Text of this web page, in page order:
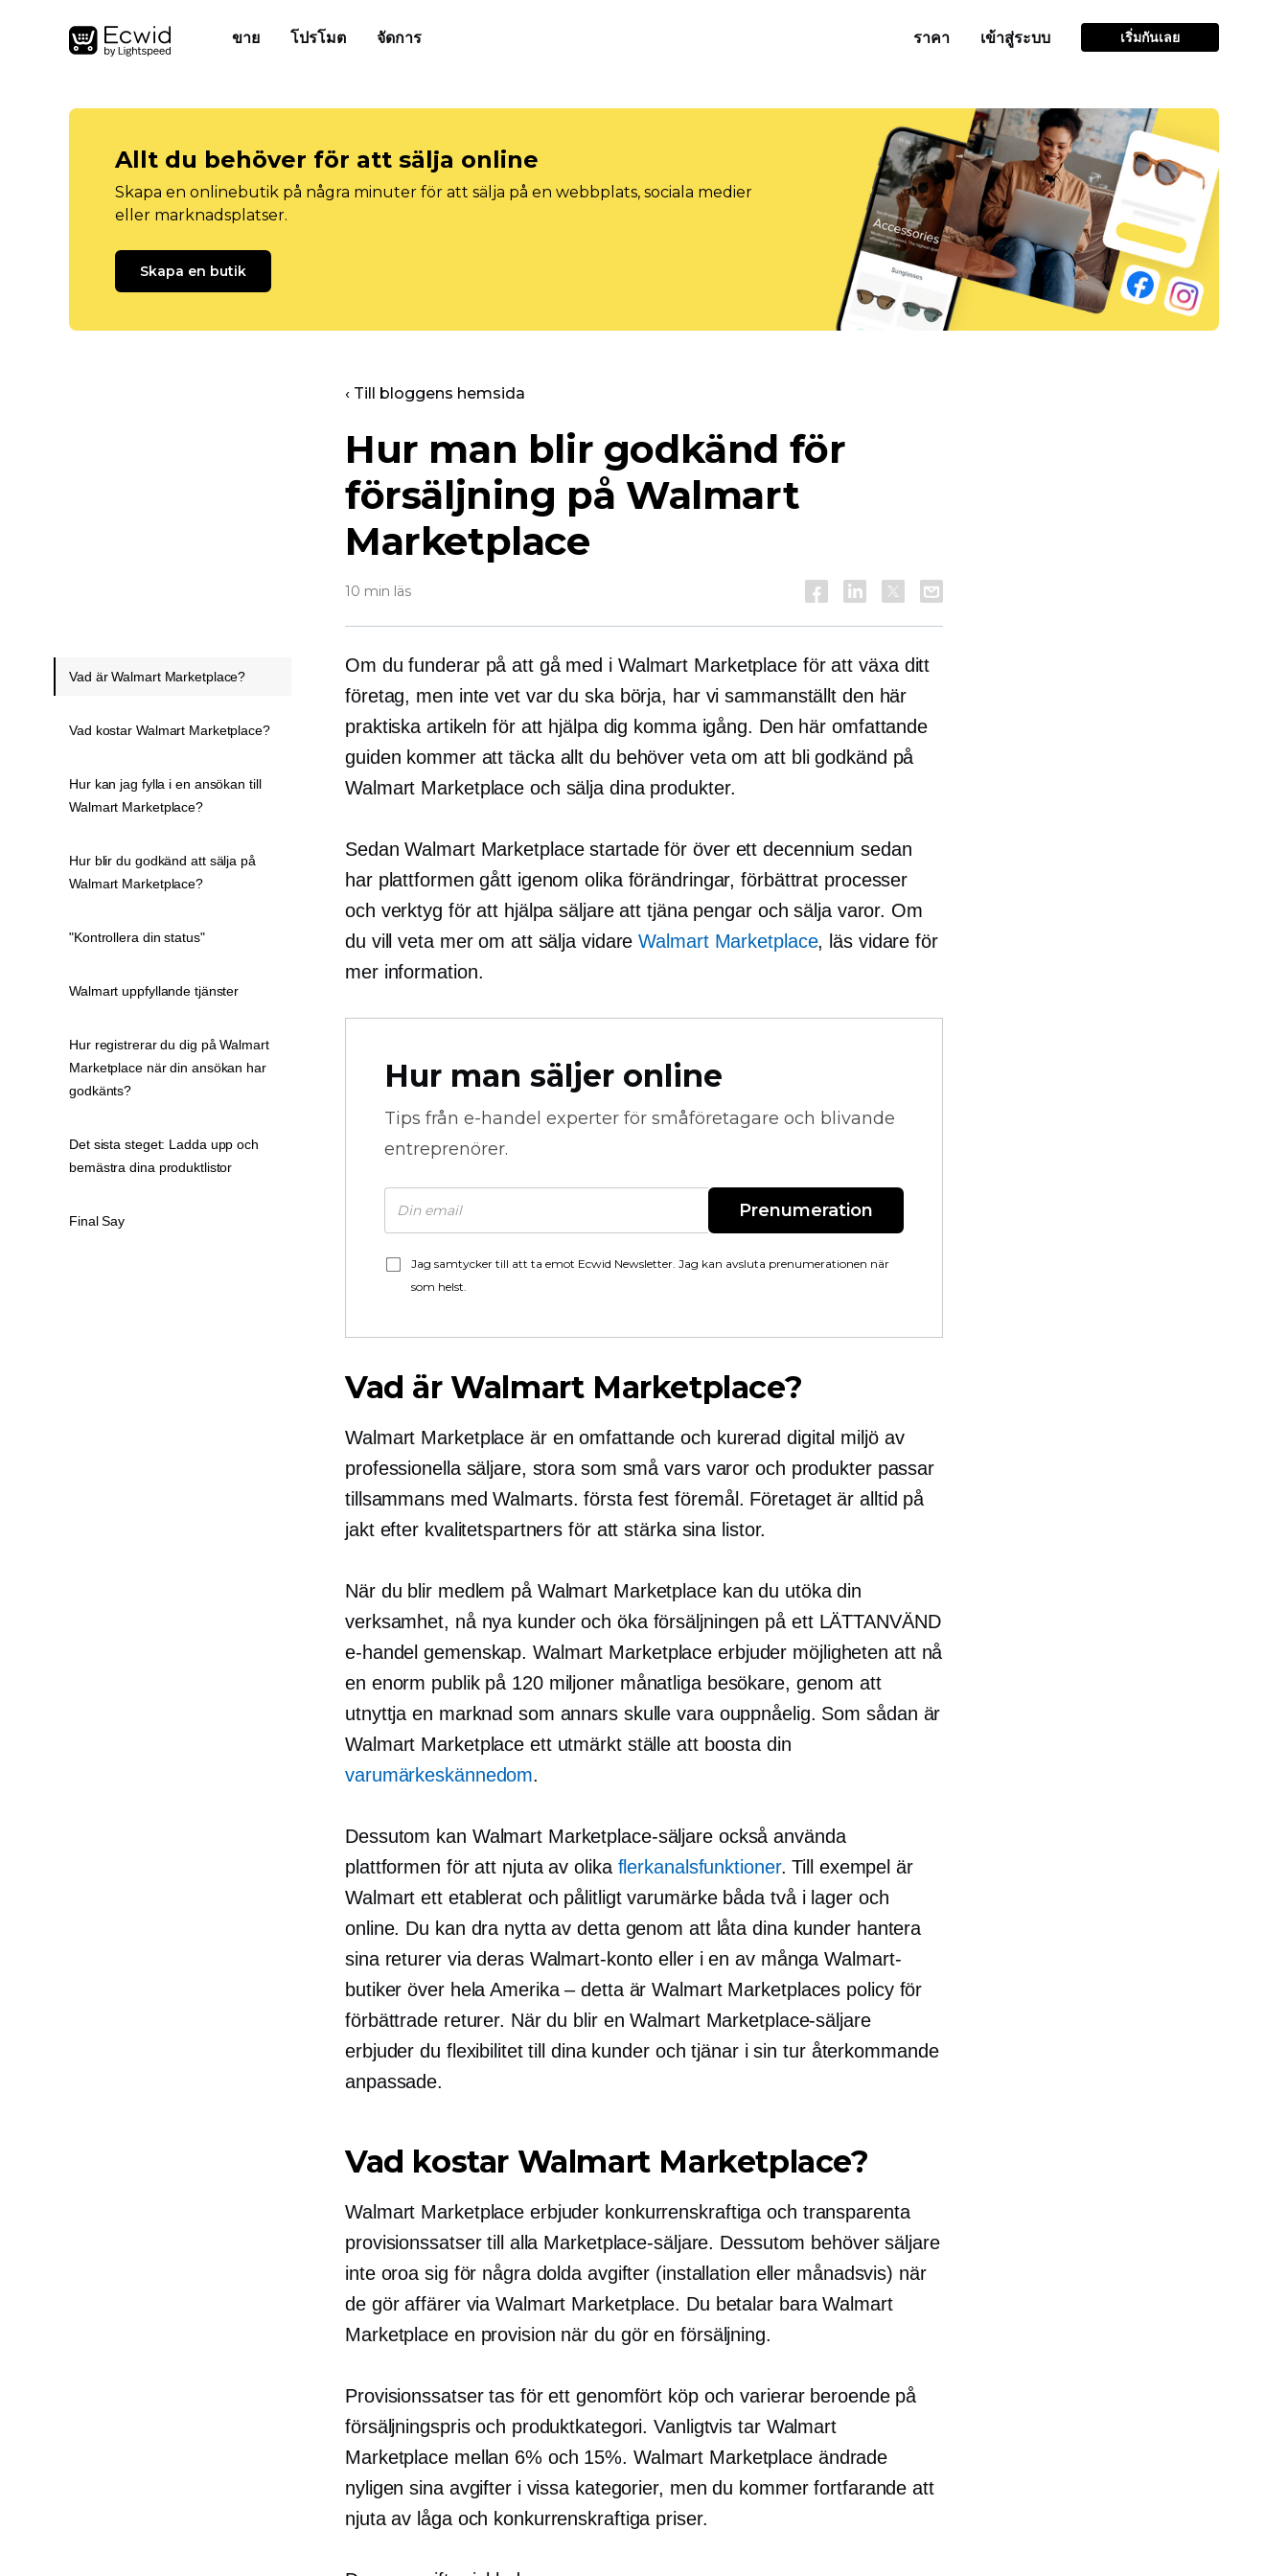
ขาย โปรโมต จัดการ ราคา เข้าสู่ระบบ เริ่มกันเลย
Allt du behöver för att sälja online
Skapa en onlinebutik på några minuter för att sälja på en webbplats, sociala medier
eller marknadsplatser.
Skapa en butik
‹ Till bloggens hemsida
Hur man blir godkänd för
försäljning på Walmart
Marketplace
10 min läs
Om du funderar på att gå med i Walmart Marketplace för att växa ditt
företag, men inte vet var du ska börja, har vi sammanställt den här
praktiska artikeln för att hjälpa dig komma igång. Den här omfattande
guiden kommer att täcka allt du behöver veta om att bli godkänd på
Walmart Marketplace och sälja dina produkter.
Sedan Walmart Marketplace startade för över ett decennium sedan
har plattformen gått igenom olika förändringar, förbättrat processer
och verktyg för att hjälpa säljare att tjäna pengar och sälja varor. Om
du vill veta mer om att sälja vidareWalmart Marketplace, läs vidare för
mer information.
Hur man säljer online
Tips från e-handel experter för småföretagare och blivande
entreprenörer.
Prenumeration
Jag samtycker till att ta emot Ecwid Newsletter. Jag kan avsluta prenumerationen när
som helst.
Vad är Walmart Marketplace?
Walmart Marketplace är en omfattande och kurerad digital miljö av
professionella säljare, stora som små vars varor och produkter passar
tillsammans med Walmarts.första fest föremål. Företaget är alltid på
jakt efter kvalitetspartners för att stärka sina listor.
När du blir medlem på Walmart Marketplace kan du utöka din
verksamhet, nå nya kunder och öka försäljningen på ett LÄTTANVÄND
e-handel gemenskap. Walmart Marketplace erbjuder möjligheten att nå
en enorm publik på 120 miljoner månatliga besökare, genom att
utnyttja en marknad som annars skulle vara ouppnåelig. Som sådan är
Walmart Marketplace ett utmärkt ställe att boosta din
varumärkeskännedom.
Dessutom kan Walmart Marketplace-säljare också använda
plattformen för att njuta av olika flerkanalsfunktioner. Till exempel är
Walmart ett etablerat och pålitligt varumärke båda två i lageroch
online. Du kan dra nytta av detta genom att låta dina kunder hantera
sina returer via deras Walmart-konto eller i en av många Walmart-
butiker över hela Amerika – detta är Walmart Marketplaces policy för
förbättrade returer. När du blir en Walmart Marketplace-säljare
erbjuder du flexibilitet till dina kunder och tjänar i sin tur återkommande
anpassade.
Vad kostar Walmart Marketplace?
Walmart Marketplace erbjuder konkurrenskraftiga och transparenta
provisionssatser till alla Marketplace-säljare. Dessutom behöver säljare
inte oroa sig för några dolda avgifter (installation eller månadsvis) när
de gör affärer via Walmart Marketplace. Du betalar bara Walmart
Marketplace en provision när du gör en försäljning.
Provisionssatser tas för ett genomfört köp och varierar beroende på
försäljningspris och produktkategori. Vanligtvis tar Walmart
Marketplace mellan 6% och 15%. Walmart Marketplace ändrade
nyligen sina avgifter i vissa kategorier, men du kommer fortfarande att
njuta av låga och konkurrenskraftiga priser.
Vad är Walmart Marketplace?
Vad kostar Walmart Marketplace?
Hur kan jag fylla i en ansökan till
Walmart Marketplace?
Hur blir du godkänd att sälja på
Walmart Marketplace?
"Kontrollera din status"
Walmart uppfyllande tjänster
Hur registrerar du dig på Walmart
Marketplace när din ansökan har
godkänts?
Det sista steget: Ladda upp och
bemästra dina produktlistor
Final Say